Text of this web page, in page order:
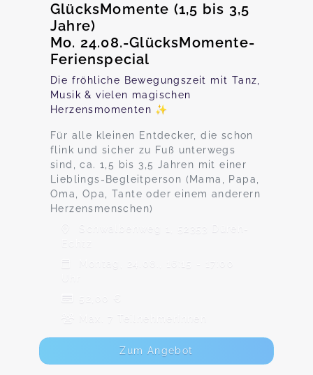
GlücksMomente (1,5 bis 3,5
Jahre)
Mo. 24.08.-GlücksMomente-
Ferienspecial
Die fröhliche Bewegungszeit mit Tanz,
Musik & vielen magischen
Herzensmomenten ✨
Für alle kleinen Entdecker, die schon
flink und sicher zu Fuß unterwegs
sind, ca. 1,5 bis 3,5 Jahren mit einer
Lieblings-Begleitperson (Mama, Papa,
Oma, Opa, Tante oder einem anderern
Herzensmenschen)
Schwalbenweg 1, 52353 Düren-
Echtz
Montag, 24.08., 16:15 - 17:00
52,00 €
Max. 7 TeilnehmerInnen
Zum Angebot